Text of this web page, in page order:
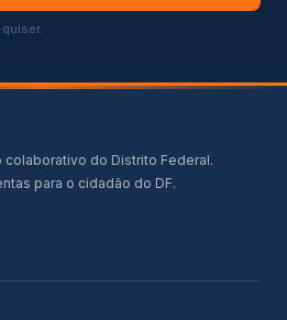
colaborativo do Distrito Federal.
para o cidadão do DF.